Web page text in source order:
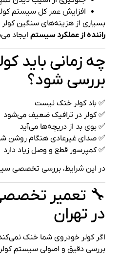
افزایش عمر کل سیستم کولر
بسیاری از هزینه‌های سنگین کولر
راننده از عملکرد سیستمایجاد
چه زمانی باید
بررسی شود؟
✅ باد کولر خنک نیست
✅ کولر در ترافیک ضعیف می‌شود
✅ بوی بد از دریچه‌ها می‌آید
✅ صدای غیرعادی هنگام روشن
✅ کمپرسور قطع و وصل زیاد دارد
در این شرایط، بررسی تخصصی
🔧 تعمیر
در تهران
اگر کولر خودروی شما خنک
بررسی دقیق و اصولی سیستم